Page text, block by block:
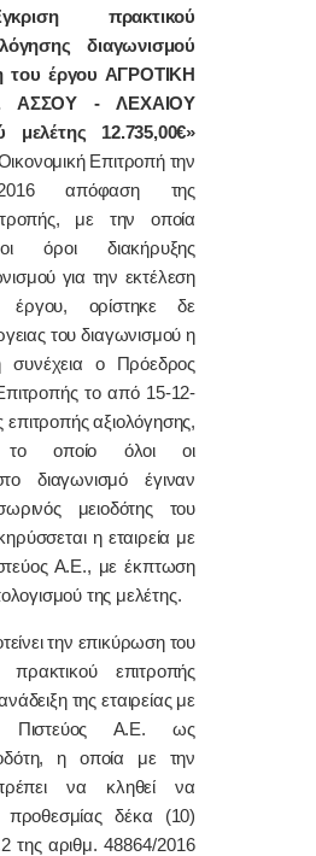
πρακτικού
διαγωνισμού
του έργου ΑΓΡΟΤΙΚΗ
ΑΣΣΟΥ - ΛΕΧΑΙΟΥ
μελέτης 12.735,00€»
Επιτροπή την
2016 απόφαση της
με την οποία
όροι διακήρυξης
για την εκτέλεση
ορίστηκε δε
του διαγωνισμού η
ο Πρόεδρος
το από 15-12-
επιτροπής αξιολόγησης,
οποίο όλοι οι
διαγωνισμό έγιναν
μειοδότης του
η εταιρεία με
Α.Ε., με έκπτωση
της μελέτης.
την επικύρωση του
επιτροπής
της εταιρείας με
Πιστεύος Α.Ε. ως
η οποία με την
να κληθεί να
προθεσμίας δέκα (10)
της αριθμ. 48864/2016